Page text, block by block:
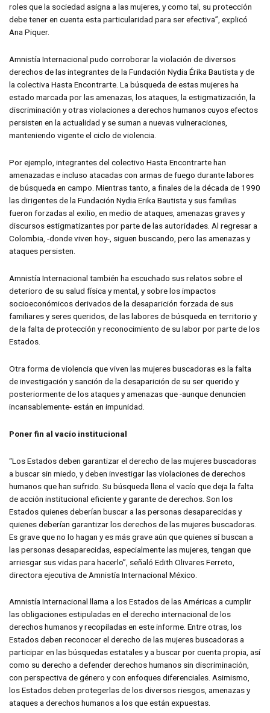
roles que la sociedad asigna a las mujeres, y como tal, su protección
debe tener en cuenta esta particularidad para ser efectiva”, explicó
Ana Piquer.
Amnistía Internacional pudo corroborar la violación de diversos
derechos de las integrantes de la Fundación Nydia Érika Bautista y de
la colectiva Hasta Encontrarte. La búsqueda de estas mujeres ha
estado marcada por las amenazas, los ataques, la estigmatización, la
discriminación y otras violaciones a derechos humanos cuyos efectos
persisten en la actualidad y se suman a nuevas vulneraciones,
manteniendo vigente el ciclo de violencia.
Por ejemplo, integrantes del colectivo Hasta Encontrarte han
amenazadas e incluso atacadas con armas de fuego durante labores
de búsqueda en campo. Mientras tanto, a finales de la década de 1990
las dirigentes de la Fundación Nydia Erika Bautista y sus familias
fueron forzadas al exilio, en medio de ataques, amenazas graves y
discursos estigmatizantes por parte de las autoridades. Al regresar a
Colombia, -donde viven hoy-, siguen buscando, pero las amenazas y
ataques persisten.
Amnistía Internacional también ha escuchado sus relatos sobre el
deterioro de su salud física y mental, y sobre los impactos
socioeconómicos derivados de la desaparición forzada de sus
familiares y seres queridos, de las labores de búsqueda en territorio y
de la falta de protección y reconocimiento de su labor por parte de los
Estados.
Otra forma de violencia que viven las mujeres buscadoras es la falta
de investigación y sanción de la desaparición de su ser querido y
posteriormente de los ataques y amenazas que -aunque denuncien
incansablemente- están en impunidad.
Poner fin al vacío institucional
“Los Estados deben garantizar el derecho de las mujeres buscadoras
a buscar sin miedo, y deben investigar las violaciones de derechos
humanos que han sufrido. Su búsqueda llena el vacío que deja la falta
de acción institucional eficiente y garante de derechos. Son los
Estados quienes deberían buscar a las personas desaparecidas y
quienes deberían garantizar los derechos de las mujeres buscadoras.
Es grave que no lo hagan y es más grave aún que quienes sí buscan a
las personas desaparecidas, especialmente las mujeres, tengan que
arriesgar sus vidas para hacerlo”, señaló Edith Olivares Ferreto,
directora ejecutiva de Amnistía Internacional México.
Amnistía Internacional llama a los Estados de las Américas a cumplir
las obligaciones estipuladas en el derecho internacional de los
derechos humanos y recopiladas en este informe. Entre otras, los
Estados deben reconocer el derecho de las mujeres buscadoras a
participar en las búsquedas estatales y a buscar por cuenta propia, así
como su derecho a defender derechos humanos sin discriminación,
con perspectiva de género y con enfoques diferenciales. Asimismo,
los Estados deben protegerlas de los diversos riesgos, amenazas y
ataques a derechos humanos a los que están expuestas.